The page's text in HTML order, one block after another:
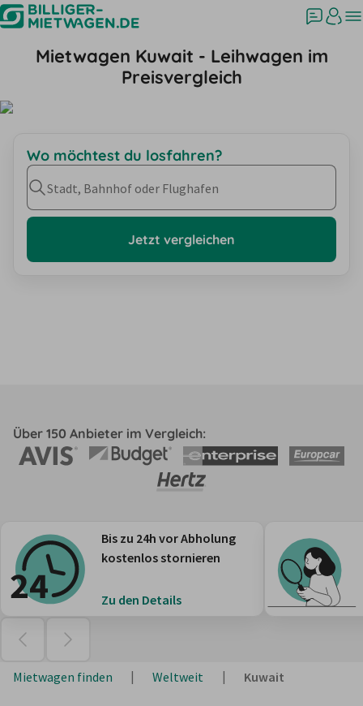
Mietwagen Kuwait - Leihwagen im
Preisvergleich
Wo möchtest du losfahren?
Stadt, Bahnhof oder Flughafen
Jetzt vergleichen
Über 150 Anbieter im Vergleich:
Bis zu 24h vor Abholung
kostenlos stornieren
Zu den Details
Mietwagen finden Weltweit Kuwait